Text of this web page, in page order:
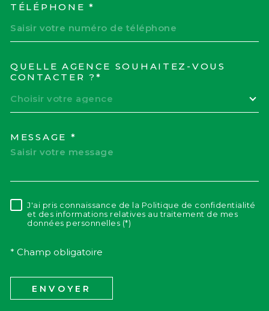
TÉLÉPHONE *
QUELLE AGENCE SOUHAITEZ-VOUS
CONTACTER ?*
Choisir votre agence
MESSAGE *
RÈGLEMENTATION
J'ai pris connaissance de la Politique de confidentialité
et des informations relatives au traitement de mes
données personnelles (*)
* Champ obligatoire
ENVOYER